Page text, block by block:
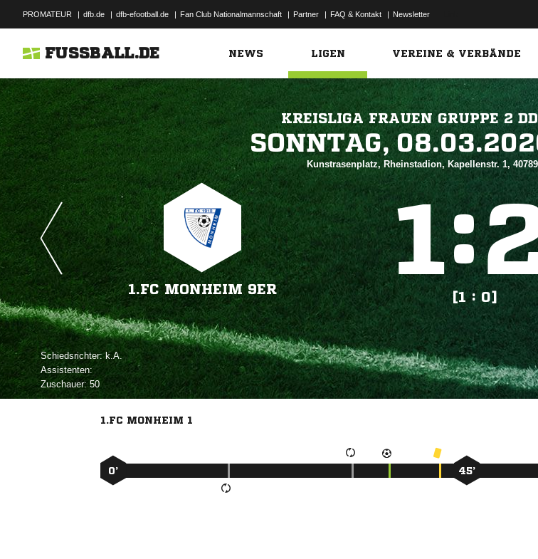
PROMATEUR | dfb.de | dfb-efootball.de | Fan Club Nationalmannschaft | Partner | FAQ & Kontakt | Newsletter
FUSSBALL.DE NEWS LIGEN VEREINE & VERBÄNDE
KREISLIGA FRAUEN GRUPPE 2

Kunstrasenplatz, Rheinstadion, Kapellenstr. 1,
1.FC MONHEIM 9ER
:
[1 : 0]
Schiedsrichter:
Assistenten:
Zuschauer:50
1.FC MONHEIM 1
0’ 45’